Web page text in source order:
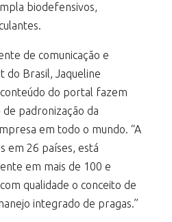
biodefensivos,
de comunicação e
do Brasil, Jaqueline
do portal fazem
padronização da
em todo o mundo. “A
em 26 países, está
em mais de 100 e
qualidade o conceito de
integrado de pragas.”